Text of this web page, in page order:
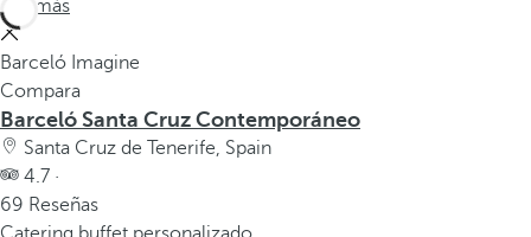
Ver más
Barceló Imagine
Compara
Barceló Santa Cruz Contemporáneo
Santa Cruz de Tenerife, Spain
4.7 ·
69 Reseñas